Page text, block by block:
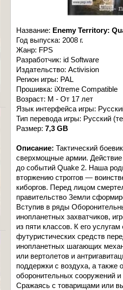
Название: Enemy Territory:
Год выпуска: 2008 г.
Жанр: FPS
Разработчик: id Software
Издательство: Activision
Регион игры: PAL
Прошивка: iXtreme Compatible
Возраст: M - От 17 лет
Язык интерфейса игры:
Тип перевода игры: Русский
Размер: 7,3 GB
Описание: Тактический
сверхмощные армии. Действие
до событий Quake 2. Наша
вторжению строггов —
киборгов. Перед лицом
правительство Земли
Вступив в ряды
инопланетных захватчиков,
из пяти классов. К его
футуристических средств
инопланетных шагающих
или вертолетов и
поддержки с воздуха, а
оборонительных сооружений
Сражаясь с товарищами или